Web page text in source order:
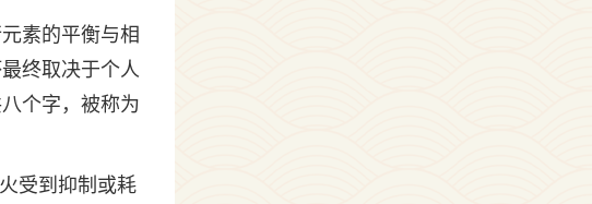
素的平衡与相
终取决于个人
个字，被称为
受到抑制或耗